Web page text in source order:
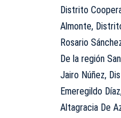
Distrito
Almonte,
Rosario
De la región
Jairo Núñez,
Emeregildo
Altagracia De